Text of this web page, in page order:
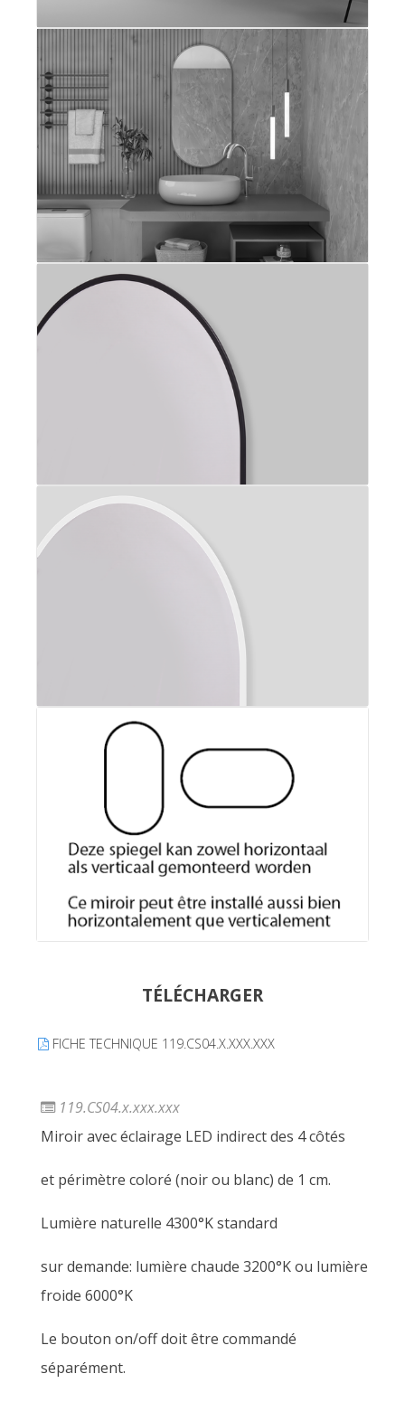
TÉLÉCHARGER
FICHE TECHNIQUE 119.CS04.X.XXX.XXX
119.CS04.x.xxx.xxx
Miroir avec éclairage LED indirect des 4 côtés
et périmètre coloré (noir ou blanc) de 1 cm.
Lumière naturelle 4300°K standard
sur demande: lumière chaude 3200°K ou lumière
froide 6000°K
Le bouton on/off doit être commandé
séparément.